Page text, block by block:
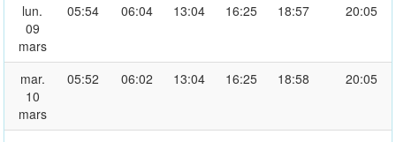
lun.
09
mars
05:54 06:04 13:04 16:25 18:57 20:05
mar.
10
mars
05:52 06:02 13:04 16:25 18:58 20:05